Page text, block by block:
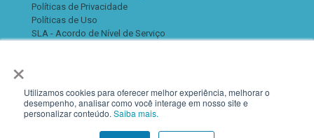
×
Utilizamos cookies para oferecer melhor experiência, melhorar o
desempenho, analisar como você interage em nosso site e
personalizar conteúdo. Saiba mais.
Políticas de Privacidade
Políticas de Uso
SLA - Acordo de Nível de Serviço